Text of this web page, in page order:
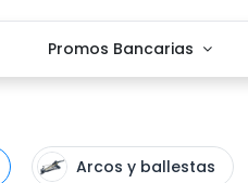
Promos Bancarias
Arcos y ballestas